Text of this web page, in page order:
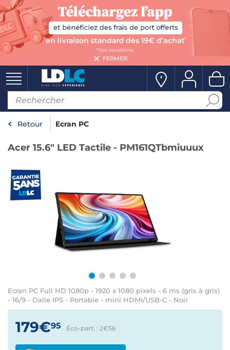
FERMER
Retour Ecran PC
Acer 15.6" LED Tactile - PM161QTbmiuuux
Ecran PC Full HD 1080p - 1920 x 1080 pixels - 6 ms (gris à gris)
- 16/9 - Dalle IPS - Portable - mini HDMI/USB-C - Noir
179€95 Éco-part. : 2€56